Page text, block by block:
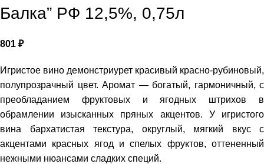
Балка” РФ 12,5%, 0,75л
801 ₽
Игристое вино демонстриурет красивый красно-рубиновый,
полупрозрачный цвет. Аромат — богатый, гармоничный, с
преобладанием фруктовых и ягодных штрихов в
обрамлении изысканных пряных акцентов. У игристого
вина бархатистая текстура, округлый, мягкий вкус с
акцентами красных ягод и спелых фруктов, оттененный
нежными нюансами сладких специй.